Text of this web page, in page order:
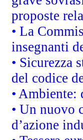
proposte
• La
insegnanti
• Sicurezza
del codice
•
• Un nuovo
d’azione